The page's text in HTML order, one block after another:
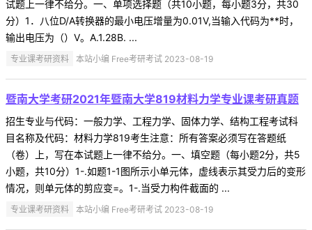
试题上一律不给分。一、单项选择题（共10小题，每小题3分，共30
分）1．八位D/A转换器的最小电压增量为0.01V,当输入代码为**时，
输出电压为（）V。A.1.28B. ...
专业课考研资料 本站小编 Free考研考试 2023-08-19
暨南大学考研2021年暨南大学819材料力学专业课考研真题
招生专业与代码：一般力学、工程力学、固体力学、结构工程考试科
目名称及代码：材料力学819考生注意：所有答案必须写在答题纸
（卷）上，写在本试题上一律不给分。一、填空题（每小题2分，共5
小题，共10分）1-.如题1-1图所示小单元体，虚线表示其受力后的变形
情况，则单元体的剪应变=。1-.当受力构件截面的 ...
专业课考研资料 本站小编 Free考研考试 2023-08-19